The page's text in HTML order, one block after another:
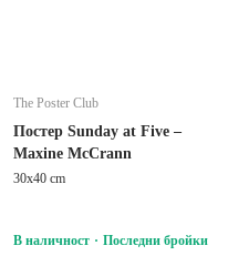
The Poster Club
Постер Sunday at Five –
Maxine McCrann
30x40 cm
В наличност Последни бройки